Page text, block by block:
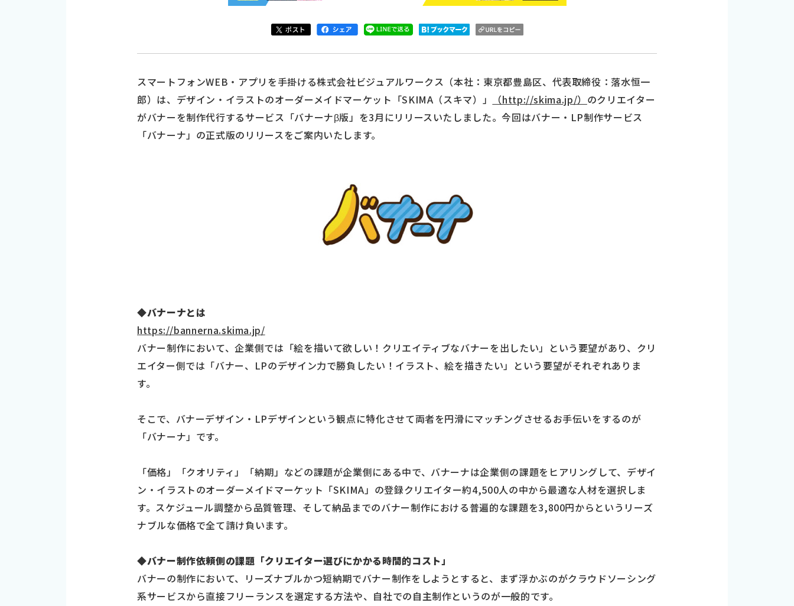
スマートフォンWEB・アプリを手掛ける株式会社ビジュアルワークス（本社：東京都豊島区、代表取締役：落水恒一
郎）は、デザイン・イラストのオーダーメイドマーケット「SKIMA（スキマ）」
（http://skima.jp/） のクリエイター
がバナーを制作代行するサービス「バナーナβ版」を3月にリリースいたしました。今回はバナー・LP制作サービス
「バナーナ」の正式版のリリースをご案内いたします。
◆バナーナとは
https://bannerna.skima.jp/
バナー制作において、企業側では「絵を描いて欲しい！クリエイティブなバナーを出したい」という要望があり、クリ
エイター側では「バナー、LPのデザイン力で勝負したい！イラスト、絵を描きたい」という要望がそれぞれありま
す。
そこで、バナーデザイン・LPデザインという観点に特化させて両者を円滑にマッチングさせるお手伝いをするのが
「バナーナ」です。
「価格」「クオリティ」「納期」などの課題が企業側にある中で、バナーナは企業側の課題をヒアリングして、デザイ
ン・イラストのオーダーメイドマーケット「SKIMA」の登録クリエイター約4,500人の中から最適な人材を選択しま
す。スケジュール調整から品質管理、そして納品までのバナー制作における普遍的な課題を3,800円からというリーズ
ナブルな価格で全て請け負います。
◆バナー制作依頼側の課題「クリエイター選びにかかる時間的コスト」
バナーの制作において、リーズナブルかつ短納期でバナー制作をしようとすると、まず浮かぶのがクラウドソーシング
系サービスから直接フリーランスを選定する方法や、自社での自主制作というのが一般的です。